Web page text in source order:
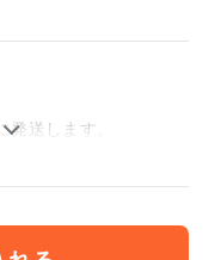
送します。